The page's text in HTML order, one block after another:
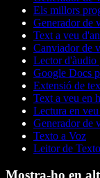
Els millors
Generador de
Text a veu
Canviador de
Lector d'àudio
Google Docs
Extensió de
Text a veu en
Lectura en
Generador de
Texto a Voz
Leitor de Texto
Mostra-ho en